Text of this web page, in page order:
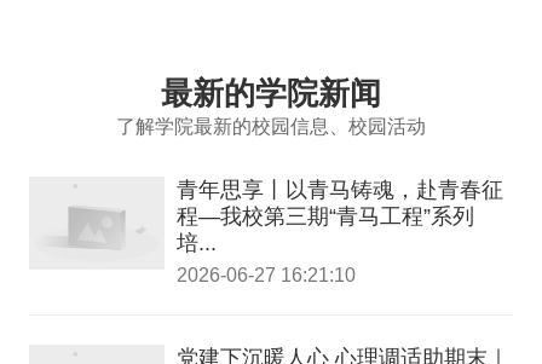
最新的学院新闻
了解学院最新的校园信息、校园活动
青年思享丨以青马铸魂，赴青春征
程—我校第三期“青马工程”系列
培...
2026-06-27 16:21:10
党建下沉暖人心 心理调适助期末｜